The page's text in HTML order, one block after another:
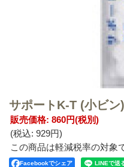
サポートK-T (小ビン)
販売価格: 860円(税別)
(税込: 929円)
この商品は軽減税率の対象
Facebookでシェア